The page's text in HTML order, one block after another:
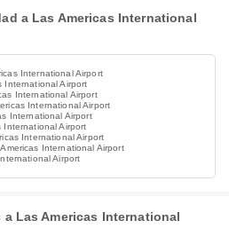
a Las Americas International
International Airport
International Airport
International Airport
International Airport
International Airport
International Airport
International Airport
International Airport
Airport
Las Americas International